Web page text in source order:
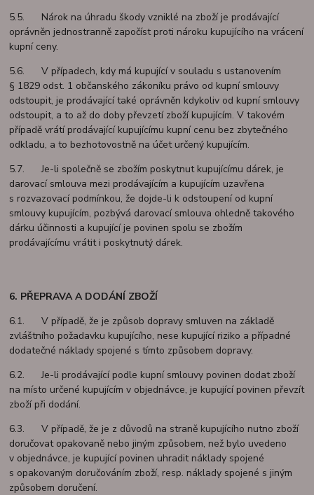
5.5. Nárok na úhradu škody vzniklé na zboží je prodávající
oprávněn jednostranně započíst proti nároku kupujícího na vrácení
kupní ceny.
5.6. V případech, kdy má kupující v souladu s ustanovením
§ 1829 odst. 1 občanského zákoníku právo od kupní smlouvy
odstoupit, je prodávající také oprávněn kdykoliv od kupní smlouvy
odstoupit, a to až do doby převzetí zboží kupujícím. V takovém
případě vrátí prodávající kupujícímu kupní cenu bez zbytečného
odkladu, a to bezhotovostně na účet určený kupujícím.
5.7. Je-li společně se zbožím poskytnut kupujícímu dárek, je
darovací smlouva mezi prodávajícím a kupujícím uzavřena
s rozvazovací podmínkou, že dojde-li k odstoupení od kupní
smlouvy kupujícím, pozbývá darovací smlouva ohledně takového
dárku účinnosti a kupující je povinen spolu se zbožím
prodávajícímu vrátit i poskytnutý dárek.
6. PŘEPRAVA A DODÁNÍ ZBOŽÍ
6.1. V případě, že je způsob dopravy smluven na základě
zvláštního požadavku kupujícího, nese kupující riziko a případné
dodatečné náklady spojené s tímto způsobem dopravy.
6.2. Je-li prodávající podle kupní smlouvy povinen dodat zboží
na místo určené kupujícím v objednávce, je kupující povinen převzít
zboží při dodání.
6.3. V případě, že je z důvodů na straně kupujícího nutno zboží
doručovat opakovaně nebo jiným způsobem, než bylo uvedeno
v objednávce, je kupující povinen uhradit náklady spojené
s opakovaným doručováním zboží, resp. náklady spojené s jiným
způsobem doručení.